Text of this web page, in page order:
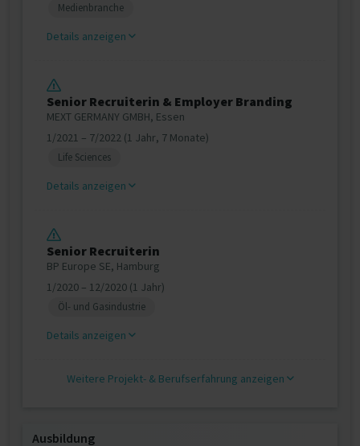
Medienbranche
Details anzeigen
Senior Recruiterin & Employer Branding
MEXT GERMANY GMBH, Essen
1/2021 – 7/2022 (1 Jahr, 7 Monate)
Life Sciences
Details anzeigen
Senior Recruiterin
BP Europe SE, Hamburg
1/2020 – 12/2020 (1 Jahr)
Öl- und Gasindustrie
Details anzeigen
Weitere Projekt‐ & Berufserfahrung anzeigen
Ausbildung